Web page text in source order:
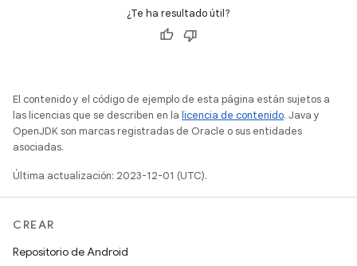
¿Te ha resultado útil?
El contenido y el código de ejemplo de esta página están sujetos a
las licencias que se describen en la licencia de contenido. Java y
OpenJDK son marcas registradas de Oracle o sus entidades
asociadas.
Última actualización: 2023-12-01 (UTC).
CREAR
Repositorio de Android